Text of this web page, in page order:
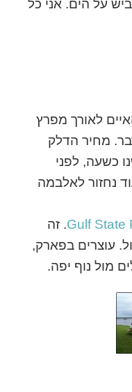
על הים. אני כל
לאורך מפרץ
מחיר הדלק
כשעה, לפני
נחזור לאלבמה
Gulf State. זה
עוצרים בפארק,
מול נוף יפה.